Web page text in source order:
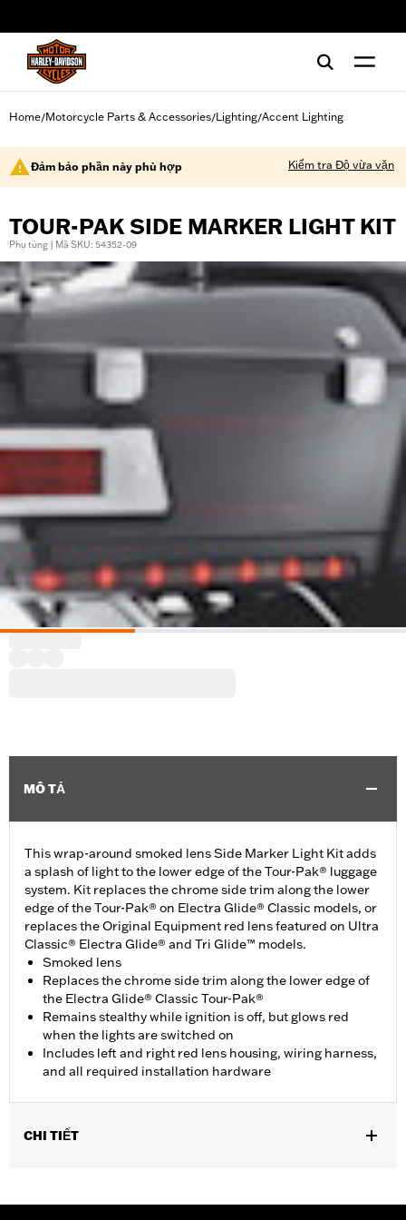
Home/Motorcycle Parts & Accessories/Lighting/Accent Lighting
Đảm bảo phần này phù hợp Kiểm tra Độ vừa vặn
TOUR-PAK SIDE MARKER LIGHT KIT
Phụ tùng | Mã SKU: 54352-09
MÔ TẢ
This wrap-around smoked lens Side Marker Light Kit adds
a splash of light to the lower edge of the Tour-Pak® luggage
system. Kit replaces the chrome side trim along the lower
edge of the Tour-Pak® on Electra Glide® Classic models, or
replaces the Original Equipment red lens featured on Ultra
Classic® Electra Glide® and Tri Glide™ models.
Smoked lens
Replaces the chrome side trim along the lower edge of
the Electra Glide® Classic Tour-Pak®
Remains stealthy while ignition is off, but glows red
when the lights are switched on
Includes left and right red lens housing, wiring harness,
and all required installation hardware
CHI TIẾT